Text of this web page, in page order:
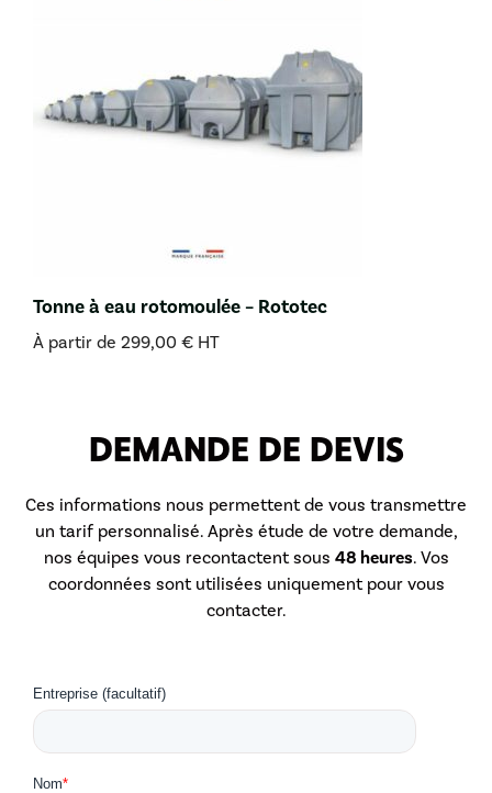
Tonne à eau rotomoulée – Rototec
À partir de 299,00 € HT
DEMANDE DE DEVIS
Ces informations nous permettent de vous transmettre
un tarif personnalisé. Après étude de votre demande,
nos équipes vous recontactent sous 48 heures. Vos
coordonnées sont utilisées uniquement pour vous
contacter.
Entreprise (facultatif)
Nom*